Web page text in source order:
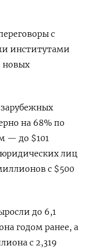
с
институтами
новых
на 68% по
— до $101
лиц
с $500
до 6,1
годом ранее, ‌а
с 2,319